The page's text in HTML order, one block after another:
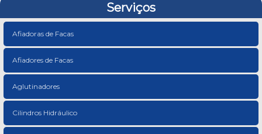
Serviços
Afiadoras de Facas
Afiadores de Facas
Aglutinadores
Cilindros Hidráulico